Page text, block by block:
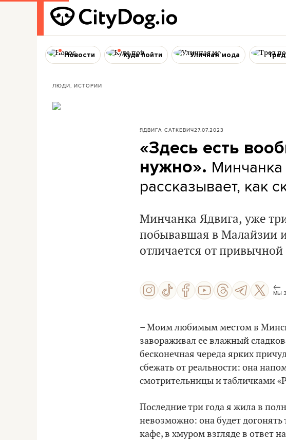
Новости Куда пойти Уличная мода
ЛЮДИ, ИСТОРИИ
ЯДВИГА САТКЕВИЧ27.07.2023
«Здесь есть
нужно». Минчанка
рассказывает, как
Минчанка Ядвига, уже
побывавшая в Малайзии
отличается от
МЫ
– Моим любимым местом в
завораживал ее влажный
бесконечная череда ярких
сбежать от реальности: она
смотрительницы и табличками
Последние три года я жила в
невозможно: она будет догонять
кафе, в хмуром взгляде в ответ